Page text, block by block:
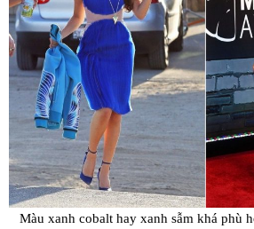
Màu xanh cobalt hay xanh sẫm khá phù